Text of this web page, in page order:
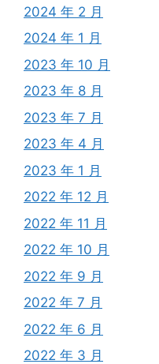
2024 年 2 月
2024 年 1 月
2023 年 10 月
2023 年 8 月
2023 年 7 月
2023 年 4 月
2023 年 1 月
2022 年 12 月
2022 年 11 月
2022 年 10 月
2022 年 9 月
2022 年 7 月
2022 年 6 月
2022 年 3 月